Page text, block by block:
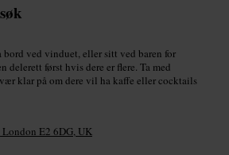
ved vinduet, eller sitt ved baren for
delerett først hvis dere er flere. Ta med
klar på om dere vil ha kaffe eller cocktails
E2 6DG, UK